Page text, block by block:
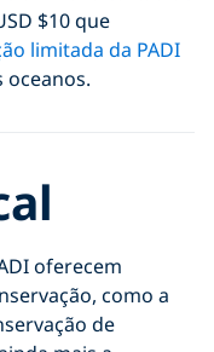
$10 que
limitada da PADI
oceanos.
oferecem
como a
de